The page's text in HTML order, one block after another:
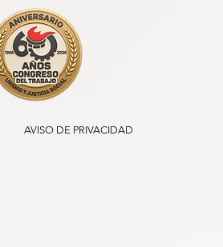
AVISO DE PRIVACIDAD